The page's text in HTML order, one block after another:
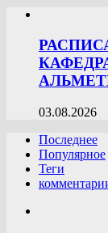
03.08.2026
Последнее
Популярное
Теги